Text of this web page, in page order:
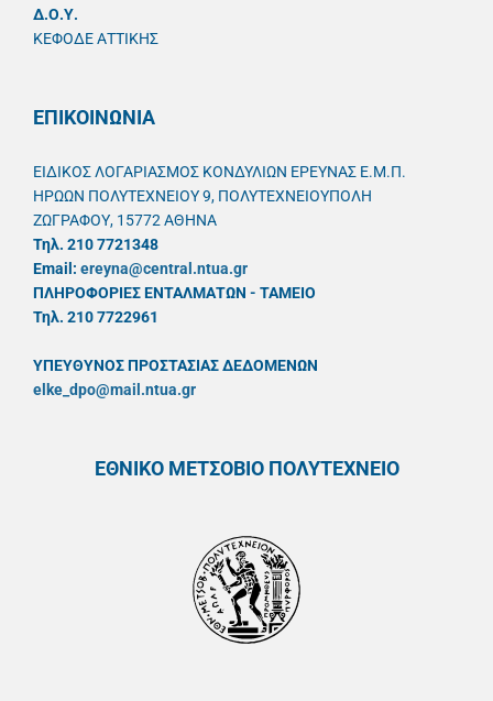
Δ.Ο.Υ.
ΚΕΦΟΔΕ ΑΤΤΙΚΗΣ
ΕΠΙΚΟΙΝΩΝΙΑ
ΕΙΔΙΚΟΣ ΛΟΓΑΡΙΑΣΜΟΣ ΚΟΝΔΥΛΙΩΝ ΕΡΕΥΝΑΣ Ε.Μ.Π.
ΗΡΩΩΝ ΠΟΛΥΤΕΧΝΕΙΟΥ 9, ΠΟΛΥΤΕΧΝΕΙΟΥΠΟΛΗ
ΖΩΓΡΑΦΟΥ, 15772 ΑΘΗΝΑ
Τηλ. 210 7721348
Email: ereyna@central.ntua.gr
ΠΛΗΡΟΦΟΡΙΕΣ ΕΝΤΑΛΜΑΤΩΝ - ΤΑΜΕΙΟ
Τηλ. 210 7722961
ΥΠΕΥΘYΝΟΣ ΠΡΟΣΤΑΣΙΑΣ ΔΕΔΟΜΕΝΩΝ
elke_dpo@mail.ntua.gr
ΕΘΝΙΚΟ ΜΕΤΣΟΒΙΟ ΠΟΛΥΤΕΧΝΕΙΟ